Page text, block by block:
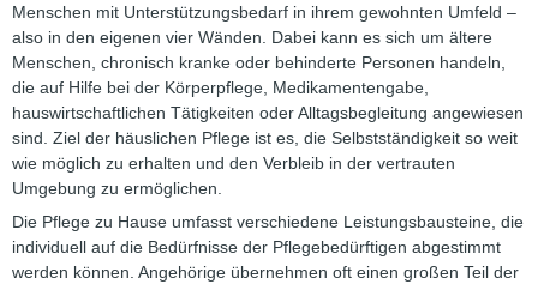
Menschen mit Unterstützungsbedarf in ihrem gewohnten Umfeld –
also in den eigenen vier Wänden. Dabei kann es sich um ältere
Menschen, chronisch kranke oder behinderte Personen handeln,
die auf Hilfe bei der Körperpflege, Medikamentengabe,
hauswirtschaftlichen Tätigkeiten oder Alltagsbegleitung angewiesen
sind. Ziel der häuslichen Pflege ist es, die Selbstständigkeit so weit
wie möglich zu erhalten und den Verbleib in der vertrauten
Umgebung zu ermöglichen.
Die Pflege zu Hause umfasst verschiedene Leistungsbausteine, die
individuell auf die Bedürfnisse der Pflegebedürftigen abgestimmt
werden können. Angehörige übernehmen oft einen großen Teil der